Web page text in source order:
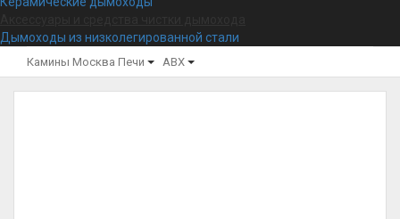
Дымоходы из низколегированной стали
Камины Москва Печи ABX